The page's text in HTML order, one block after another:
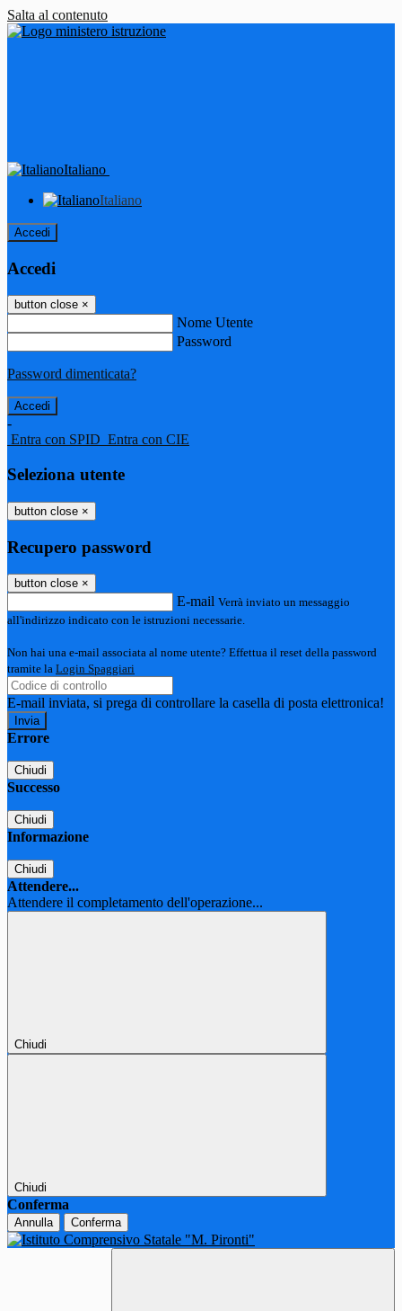
Salta al contenuto
Italiano
Italiano
Accedi
Accedi
button close ×
Nome Utente
Password
Password dimenticata?
-
Entra con SPID Entra con CIE
Seleziona utente
button close ×
Recupero password
button close ×
E-mail Verrà inviato un messaggio
all'indirizzo indicato con le istruzioni necessarie.
Non hai una e-mail associata al nome utente? Effettua il reset della password
tramite la Login Spaggiari
E-mail inviata, si prega di controllare la casella di posta elettronica!
Errore
Chiudi
Successo
Chiudi
Informazione
Chiudi
Attendere...
Attendere il completamento dell'operazione...
Chiudi
Chiudi
Conferma
Annulla Conferma